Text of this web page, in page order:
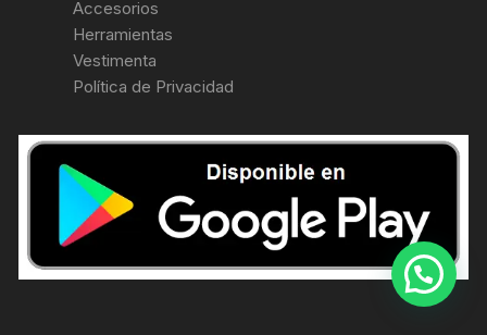
Accesorios
Herramientas
Vestimenta
Política de Privacidad